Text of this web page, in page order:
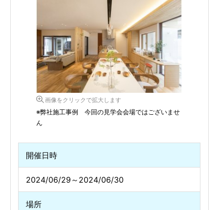
画像をクリックで拡大します
※弊社施工事例 今回の見学会会場ではございませ
ん
開催日時
2024/06/29～2024/06/30
場所